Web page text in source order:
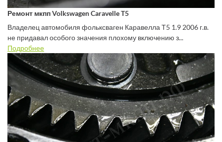
Ремонт мкпп Volkswagen Caravelle T5
Владелец автомобиля фольксваген Каравелла Т5 1.9 2006 г.в.
не придавал особого значения плохому включению з...
Подробнее